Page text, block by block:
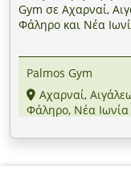
Gym σε Αχαρναί,
Φάληρο και Νέα
Palmos Gym
Αχαρναί,
Φάληρο, Νέα Ιωνία